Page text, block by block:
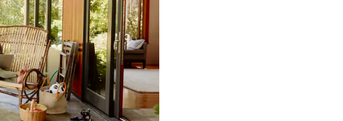
oder erkunde die Ergebnisse durch Berühren oder Wischgesten.